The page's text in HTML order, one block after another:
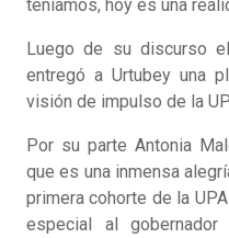
teníamos, hoy es una
Luego de su discurso
entregó a Urtubey una
visión de impulso de la
Por su parte Antonia
que es una inmensa
primera cohorte de la
especial al